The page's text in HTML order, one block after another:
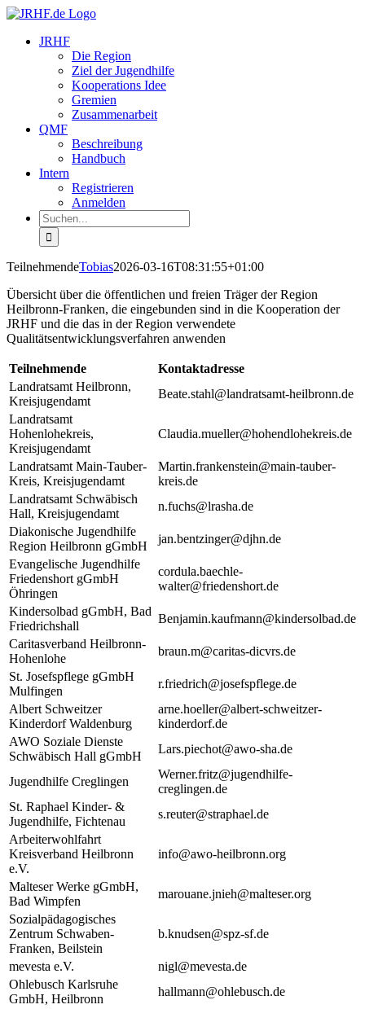
Zum
springenJRHF
Die Region
Ziel der Jugendhilfe
Kooperations Idee
Gremien
Zusammenarbeit
QMF
Beschreibung
Handbuch
Intern
Registrieren
Anmelden
Suche
nach:
TeilnehmendeTobias2026-03-16T08:31:55+01:00
Übersicht über die öffentlichen und freien Träger der Region
Heilbronn-Franken, die eingebunden sind in die Kooperation der
JRHF und die das in der Region verwendete
Qualitätsentwicklungsverfahren anwenden
Teilnehmende
Kontaktadresse
Landratsamt Heilbronn,
Kreisjugendamt
Beate.stahl@landratsamt-heilbronn.de
Landratsamt
Hohenlohekreis,
Kreisjugendamt
Claudia.mueller@hohendlohekreis.de
Landratsamt Main-Tauber-
Kreis, Kreisjugendamt
Martin.frankenstein@main-tauber-
kreis.de
Landratsamt Schwäbisch
Hall, Kreisjugendamt
n.fuchs@lrasha.de
Diakonische Jugendhilfe
Region Heilbronn gGmbH
jan.bentzinger@djhn.de
Evangelische Jugendhilfe
Friedenshort gGmbH
Öhringen
cordula.baechle-
walter@friedenshort.de
Kindersolbad gGmbH, Bad
Friedrichshall
Benjamin.kaufmann@kindersolbad.de
Caritasverband Heilbronn-
Hohenlohe
braun.m@caritas-dicvrs.de
St. Josefspflege gGmbH
Mulfingen
r.friedrich@josefspflege.de
Albert Schweitzer
Kinderdorf Waldenburg
arne.hoeller@albert-schweitzer-
kinderdorf.de
AWO Soziale Dienste
Schwäbisch Hall gGmbH
Lars.piechot@awo-sha.de
Jugendhilfe Creglingen
Werner.fritz@jugendhilfe-
creglingen.de
St. Raphael Kinder- &
Jugendhilfe, Fichtenau
s.reuter@straphael.de
Arbeiterwohlfahrt
Kreisverband Heilbronn
e.V.
info@awo-heilbronn.org
Malteser Werke gGmbH,
Bad Wimpfen
marouane.jnieh@malteser.org
Sozialpädagogisches
Zentrum Schwaben-
Franken, Beilstein
b.knudsen@spz-sf.de
mevesta e.V.
nigl@mevesta.de
Ohlebusch Karlsruhe
GmbH, Heilbronn
hallmann@ohlebusch.de